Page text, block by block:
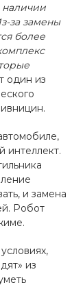
наличии
за замены
более
один из
интеллект.
и замена
Робот
из